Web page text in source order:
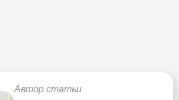
Автор статьи